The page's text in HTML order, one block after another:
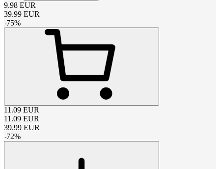
9.98 EUR
39.99 EUR
-75%
11.09 EUR
11.09 EUR
39.99 EUR
-72%